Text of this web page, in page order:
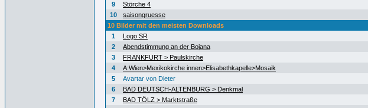
9
Störche 4
10
saisongruesse
10 Bilder mit den meisten Downloads
1
Logo SR
2
Abendstimmung an der Bojana
3
FRANKFURT > Paulskirche
4
A:Wien>Mexikokirche innen>Elisabethkapelle>Mosaik
5
Avartar von Dieter
6
BAD DEUTSCH-ALTENBURG > Denkmal
7
BAD TÖLZ > Marktstraße